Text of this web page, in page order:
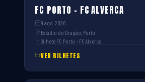
FC PORTO – FC ALVERCA
9 ago. 2026
Estádio do Dragão, Porto
Bilhete FC Porto – FC Alverca
VER BILHETES